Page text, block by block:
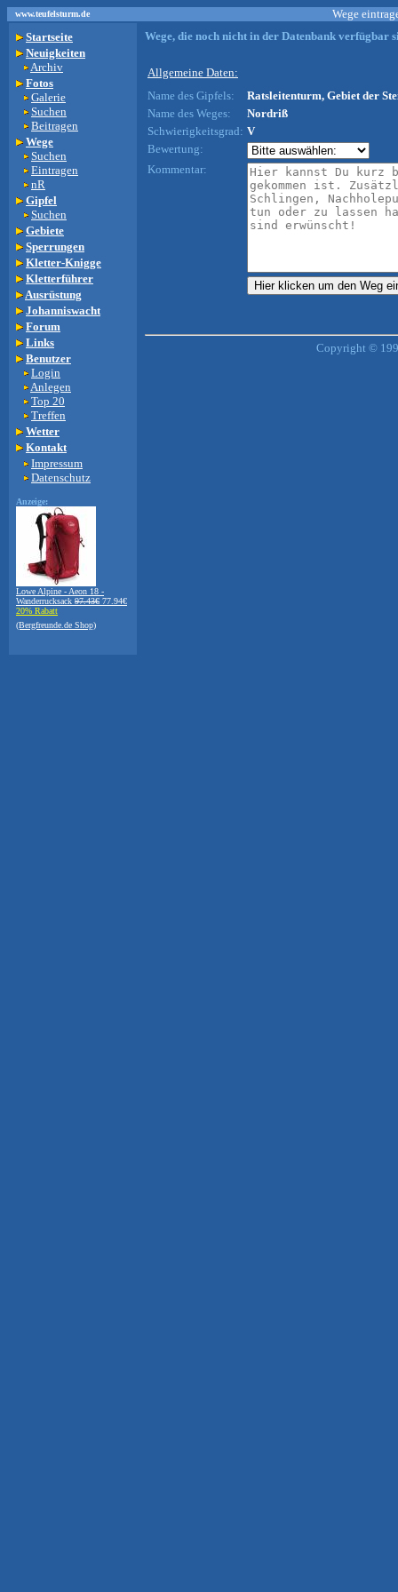
www.teufelsturm.de
Wege
Startseite
Neuigkeiten
Archiv
Fotos
Galerie
Suchen
Beitragen
Wege
Suchen
Eintragen
nR
Gipfel
Suchen
Gebiete
Sperrungen
Kletter-Knigge
Kletterführer
Ausrüstung
Johanniswacht
Forum
Links
Benutzer
Login
Anlegen
Top 20
Treffen
Wetter
Kontakt
Impressum
Datenschutz
Anzeige:
Lowe Alpine - Aeon 18 -
Wanderrucksack 97.43€ 77.94€
20% Rabatt
(Bergfreunde.de Shop)
Wege, die noch nicht in der Datenbank verfügbar
Allgemeine Daten:
Name des Gipfels:
Ratsleitenturm, Gebiet der
Name des Weges:
Nordriß
Schwierigkeitsgrad: V
Bewertung:
Kommentar:
Copyright ©